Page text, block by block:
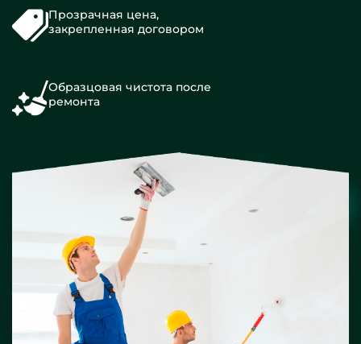
Прозрачная цена,
закрепленная договором
Образцовая чистота после
ремонта